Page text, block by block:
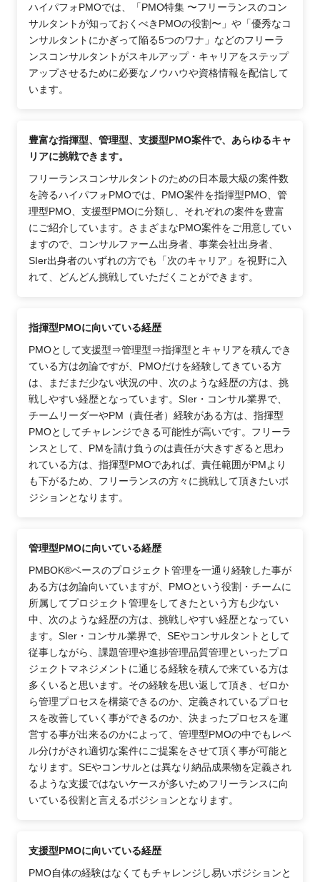
ハイパフォPMOでは、「PMO特集 〜フリーランスのコン
サルタントが知っておくべきPMOの役割〜」や「優秀なコ
ンサルタントにかぎって陥る5つのワナ」などのフリーラ
ンスコンサルタントがスキルアップ・キャリアをステップ
アップさせるために必要なノウハウや資格情報を配信して
います。
豊富な指揮型、管理型、支援型PMO案件で、あらゆるキャ
リアに挑戦できます。
フリーランスコンサルタントのための日本最大級の案件数
を誇るハイパフォPMOでは、PMO案件を指揮型PMO、管
理型PMO、支援型PMOに分類し、それぞれの案件を豊富
にご紹介しています。さまざまなPMO案件をご用意してい
ますので、コンサルファーム出身者、事業会社出身者、
SIer出身者のいずれの方でも「次のキャリア」を視野に入
れて、どんどん挑戦していただくことができます。
指揮型PMOに向いている経歴
PMOとして支援型⇒管理型⇒指揮型とキャリアを積んでき
ている方は勿論ですが、PMOだけを経験してきている方
は、まだまだ少ない状況の中、次のような経歴の方は、挑
戦しやすい経歴となっています。SIer・コンサル業界で、
チームリーダーやPM（責任者）経験がある方は、指揮型
PMOとしてチャレンジできる可能性が高いです。フリーラ
ンスとして、PMを請け負うのは責任が大きすぎると思わ
れている方は、指揮型PMOであれば、責任範囲がPMより
も下がるため、フリーランスの方々に挑戦して頂きたいポ
ジションとなります。
管理型PMOに向いている経歴
PMBOK®ベースのプロジェクト管理を一通り経験した事が
ある方は勿論向いていますが、PMOという役割・チームに
所属してプロジェクト管理をしてきたという方も少ない
中、次のような経歴の方は、挑戦しやすい経歴となってい
ます。SIer・コンサル業界で、SEやコンサルタントとして
従事しながら、課題管理や進捗管理品質管理といったプロ
ジェクトマネジメントに通じる経験を積んで来ている方は
多くいると思います。その経験を思い返して頂き、ゼロか
ら管理プロセスを構築できるのか、定義されているプロセ
スを改善していく事ができるのか、決まったプロセスを運
営する事が出来るのかによって、管理型PMOの中でもレベ
ル分けがされ適切な案件にご提案をさせて頂く事が可能と
なります。SEやコンサルとは異なり納品成果物を定義され
るような支援ではないケースが多いためフリーランスに向
いている役割と言えるポジションとなります。
支援型PMOに向いている経歴
PMO自体の経験はなくてもチャレンジし易いポジションと